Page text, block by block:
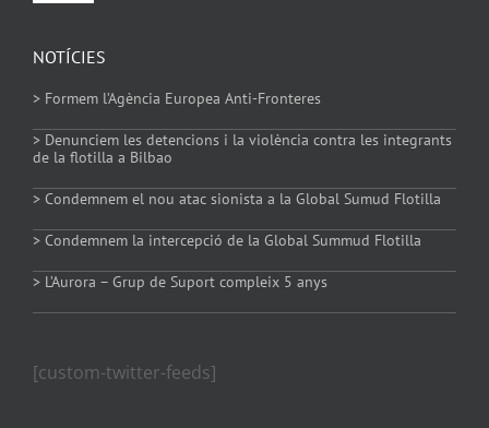
NOTÍCIES
> Formem l’Agència Europea Anti-Fronteres
> Denunciem les detencions i la violència contra les integrants
de la flotilla a Bilbao
> Condemnem el nou atac sionista a la Global Sumud Flotilla
> Condemnem la intercepció de la Global Summud Flotilla
> L’Aurora – Grup de Suport compleix 5 anys
Política de Cookies
[custom-twitter-feeds]